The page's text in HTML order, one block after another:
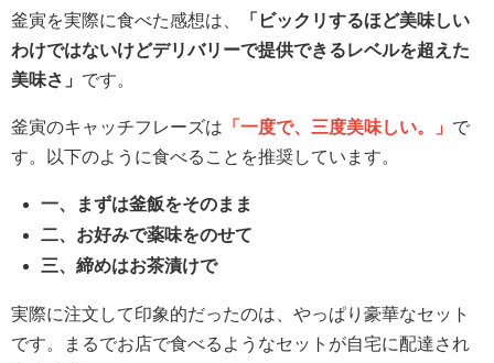
釜寅を実際に食べた感想は、
「ビックリするほど美味しい
わけではないけどデリバリーで提供できるレベルを超えた
美味さ」 です。
釜寅のキャッチフレーズは 「一度で、三度美味しい。」 で
す。以下のように食べることを推奨しています。
一、まずは釜飯をそのまま
二、お好みで薬味をのせて
三、締めはお茶漬けで
実際に注文して印象的だったのは、やっぱり豪華なセット
です。まるでお店で食べるようなセットが自宅に配達され